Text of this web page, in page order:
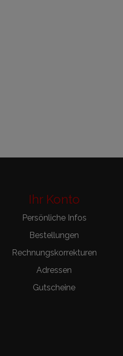
Ihr Konto
Persönliche Infos
Bestellungen
Rechnungskorrekturen
Adressen
Gutscheine